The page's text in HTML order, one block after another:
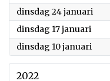
dinsdag 24 januari
dinsdag 17 januari
dinsdag 10 januari
2022